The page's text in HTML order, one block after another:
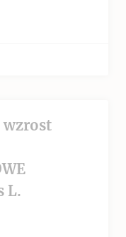
wzrost
L.